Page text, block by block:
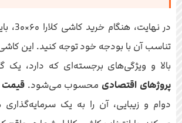
در
تناسب آن با بودجه خود توجه کنید. این
بالا و ویژگی‌های برجسته‌ای که دارد، یک
پروژهای اقتصادی محسوب می‌شود.
دوام و زیبایی، آن را به یک